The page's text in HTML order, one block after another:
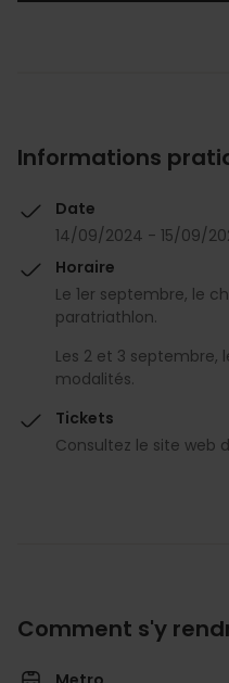
Informations
Date
14/09/2024 - 15/09/
Horaire
Le 1er septembre, le
paratriathlon.
Les 2 et 3 septembre,
modalités.
Tickets
Consultez le site web
Comment s'y